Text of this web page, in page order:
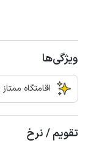
ویژگی‌ها
اقامتگاه ممتاز
تقویم / نرخ